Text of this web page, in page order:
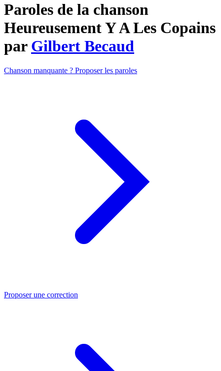
Paroles de la chanson
Heureusement Y A Les Copains
par Gilbert Becaud
Chanson manquante ? Proposer les paroles
Proposer une correction